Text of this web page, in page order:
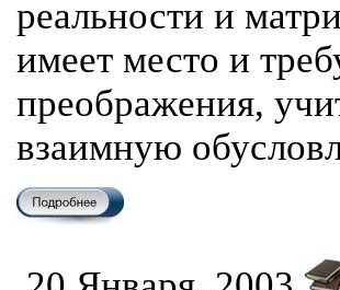
реальности и
имеет место и
преображения,
взаимную